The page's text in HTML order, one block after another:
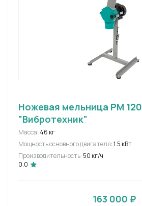
Ножевая мельница РМ 120
"Вибротехник"
Масса: 46 кг
Мощность основного двигателя:1.5 кВт
Производительность: 50 кг/ч
0.0
163 000 ₽